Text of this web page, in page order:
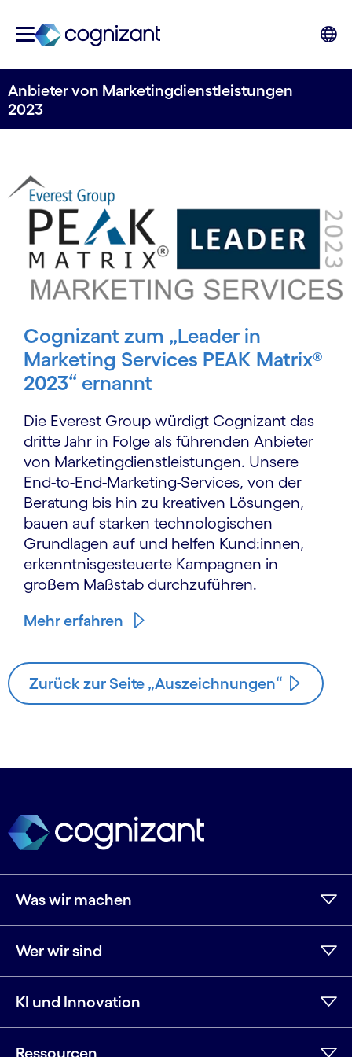
Anbieter von Marketing­dienst­leistungen
2023
Cognizant zum „Leader in
Marketing Services PEAK Matrix®
2023“ ernannt
Die Everest Group würdigt Cognizant das
dritte Jahr in Folge als führenden Anbieter
von Marketingdienstleistungen. Unsere
End-to-End-Marketing-Services, von der
Beratung bis hin zu kreativen Lösungen,
bauen auf starken technologischen
Grundlagen auf und helfen Kund:innen,
erkenntnisgesteuerte Kampagnen in
großem Maßstab durchzuführen.
Mehr erfahren
Zurück zur Seite „Auszeichnungen“
Was wir machen
Wer wir sind
KI und Innovation
Ressourcen